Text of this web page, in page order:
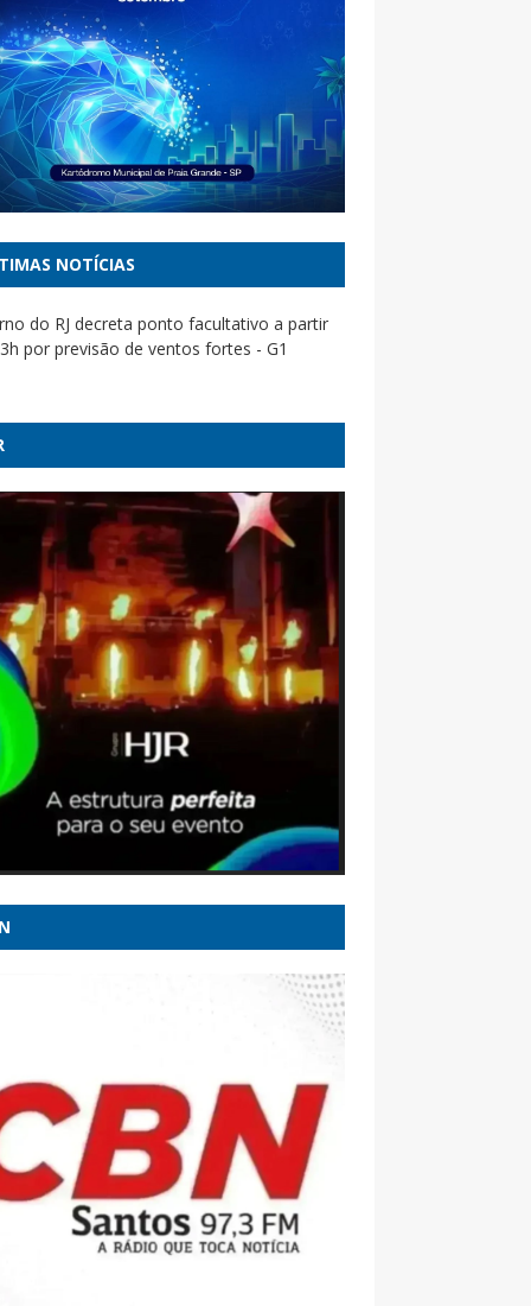
NOTÍCIAS
do RJ decreta ponto facultativo a partir
por previsão de ventos fortes - G1
com prejuízo de R$55 mi - CNN Brasil
TSE para tirar do ar site ligado ao PL e
‘hub’ de desinformação bolsonarista -
a tiros em escola na Tailândia deixa ao
cinco mortos - CNN Brasil
deve se reunir com presidente do
nesta sexta em SP - CNN Brasil
da lei Maria da Penha: Veja importantes
do STJ e STF - Migalhas
Zema declara patrimônio de R$ 178
ao TSE; veja os bens do candidato -
atinge galpão de fábrica de
bomba: RS tem um morto, cinco feridos e
com danos - CNN Brasil